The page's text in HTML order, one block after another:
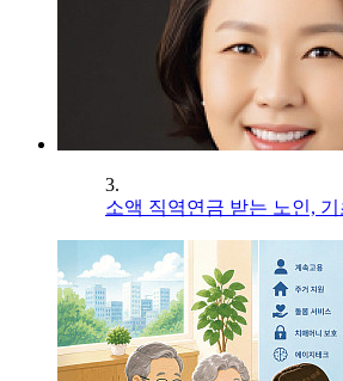
3.
소액 직역연금 받는 노인,